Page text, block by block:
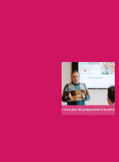
En savoir plus